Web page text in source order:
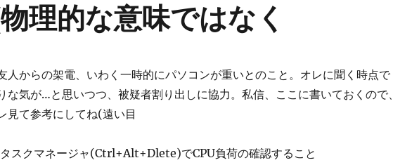
理的な意味ではなく
人からの架電、いわく一時的にパソコンが重いとのこと。オレに聞く時点で
な気が…と思いつつ、被疑者割り出しに協力。私信、ここに書いておくので、
見て参考にしてね(遠い目
スクマネージャ(Ctrl+Alt+Dlete)でCPU負荷の確認すること